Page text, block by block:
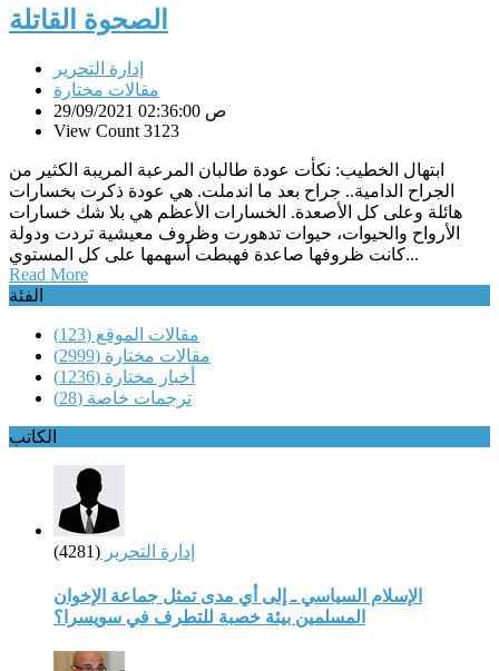
الصحوة القاتلة
إدارة التحرير
مقالات مختارة
29/09/2021 02:36:00 ص
View Count 3123
ابتهال الخطيب: نكأت عودة طالبان المرعبة المريبة الكثير من
الجراح الدامية.. جراح بعد ما اندملت. هي عودة ذكرت بخسارات
هائلة وعلى كل الأصعدة. الخسارات الأعظم هي بلا شك خسارات
الأرواح والحيوات، حيوات تدهورت وظروف معيشية تردت ودولة
كانت ظروفها صاعدة فهبطت أسهمها على كل المستوي...
Read More
الفئة
مقالات الموقع (123)
مقالات مختارة (2999)
أخبار مختارة (1236)
ترجمات خاصة (28)
الكاتب
إدارة التحرير (4281)
الإسلام السياسي ـ إلى أي مدى تمثل جماعة الإخوان
المسلمين بيئة خصبة للتطرف في سويسرا؟